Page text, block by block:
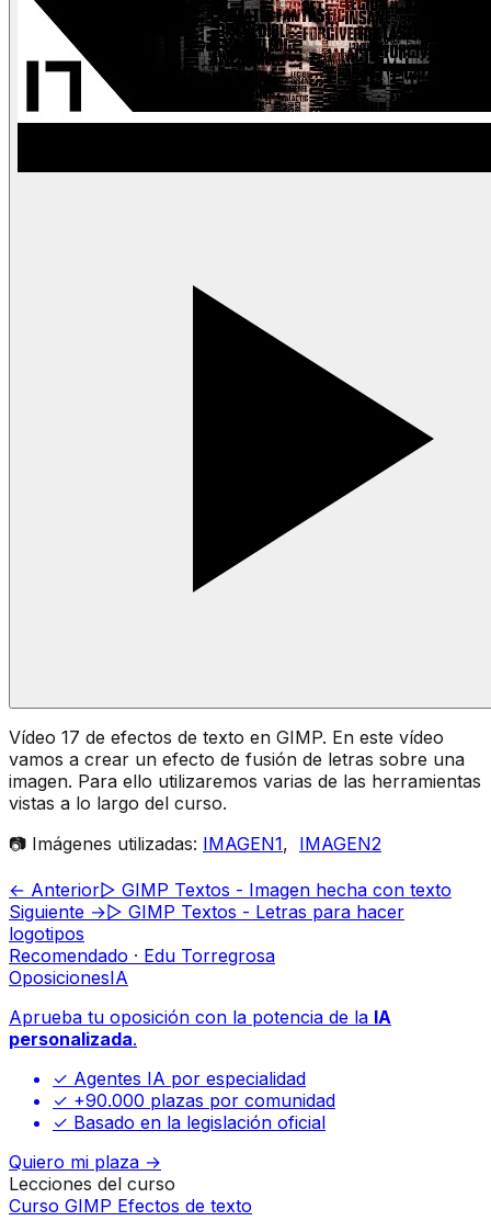
Vídeo 17 de efectos de texto en GIMP. En este vídeo
vamos a crear un efecto de fusión de letras sobre una
imagen. Para ello utilizaremos varias de las herramientas
vistas a lo largo del curso.
📷 Imágenes utilizadas: IMAGEN1, IMAGEN2
← Anterior▷ GIMP Textos - Imagen hecha con texto
Siguiente →▷ GIMP Textos - Letras para hacer
logotipos
Recomendado · Edu Torregrosa
OposicionesIA
Aprueba tu oposición con la potencia de la IA
personalizada.
✓ Agentes IA por especialidad
✓ +90.000 plazas por comunidad
✓ Basado en la legislación oficial
Quiero mi plaza →
Lecciones del curso
Curso GIMP Efectos de texto